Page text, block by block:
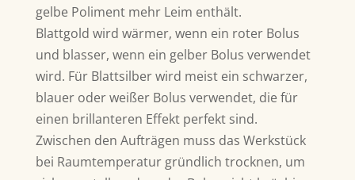
gelbe Poliment mehr Leim enthält.
Blattgold wird wärmer, wenn ein roter Bolus
und blasser, wenn ein gelber Bolus verwendet
wird. Für Blattsilber wird meist ein schwarzer,
blauer oder weißer Bolus verwendet, die für
einen brillanteren Effekt perfekt sind.
Zwischen den Aufträgen muss das Werkstück
bei Raumtemperatur gründlich trocknen, um